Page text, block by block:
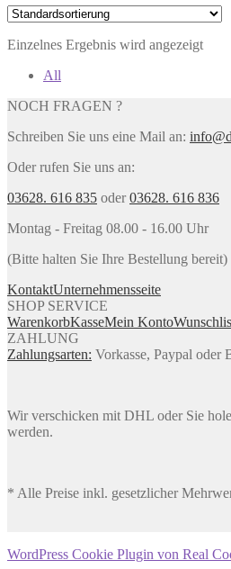
Einzelnes Ergebnis wird angezeigt
All
NOCH FRAGEN ?
Schreiben Sie uns eine Mail an:
Oder rufen Sie uns an:
03628. 616 835 oder03628. 616 836
Montag - Freitag 08.00 - 16.00 Uhr
(Bitte halten Sie Ihre Bestellung bereit)
KontaktUnternehmensseite
SHOP SERVICE
WarenkorbKasseMein Konto
ZAHLUNG
Zahlungsarten: Vorkasse, Paypal oder
Wir verschicken mit DHL oder Sie
werden.
* Alle Preise inkl. gesetzlicher
WordPress Cookie Plugin von Real